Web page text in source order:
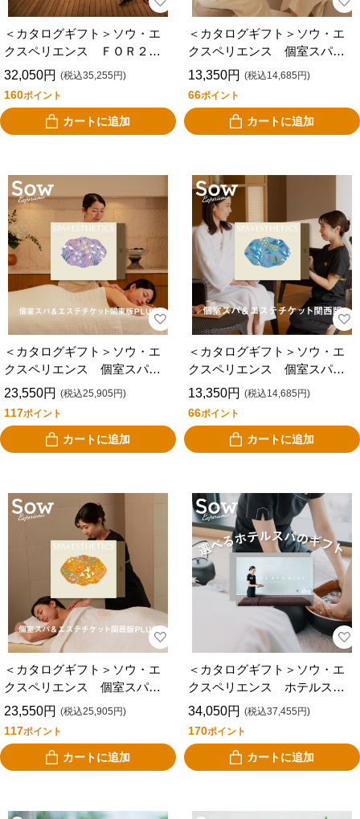
＜カタログギフト＞ソウ・エ
クスペリエンス ＦＯＲ２ギ
フト（ＢＲＯＷＮ）
32,050円 (税込35,255円)
160ポイント
カートに追加
＜カタログギフト＞ソウ・エ
クスペリエンス 個室スパ＆
エステチケット 関東版
13,350円 (税込14,685円)
66ポイント
カートに追加
＜カタログギフト＞ソウ・エ
クスペリエンス 個室スパ＆
エステチケット 関東版ＰＬ
23,550円 (税込25,905円)
117ポイント
カートに追加
＜カタログギフト＞ソウ・エ
クスペリエンス 個室スパ＆
エステチケット 関西版
13,350円 (税込14,685円)
66ポイント
カートに追加
＜カタログギフト＞ソウ・エ
クスペリエンス 個室スパ＆
エステチケット 関西版ＰＬ
23,550円 (税込25,905円)
117ポイント
カートに追加
＜カタログギフト＞ソウ・エ
クスペリエンス ホテルスパ
ギフト
34,050円 (税込37,455円)
170ポイント
カートに追加